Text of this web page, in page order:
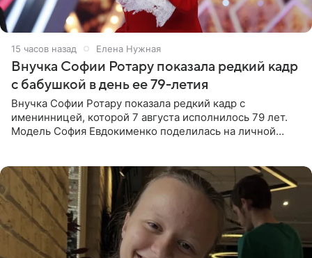
15 часов назад Елена Нужная
Внучка Софии Ротару показала редкий кадр
с бабушкой в день ее 79-летия
Внучка Софии Ротару показала редкий кадр с
именинницей, которой 7 августа исполнилось 79 лет.
Модель София Евдокименко поделилась на личной